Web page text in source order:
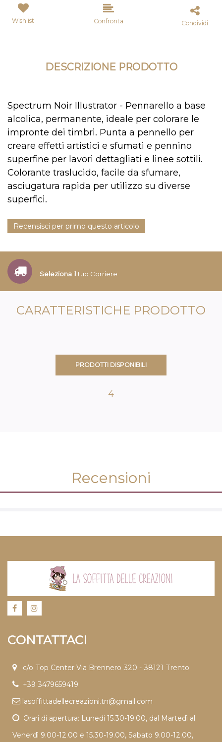
Wishlist Confronta Condividi
DESCRIZIONE PRODOTTO
Spectrum Noir Illustrator - Pennarello a base
alcolica, permanente, ideale per colorare le
impronte dei timbri. Punta a pennello per
creare effetti artistici e sfumati e pennino
superfine per lavori dettagliati e linee sottili.
Colorante traslucido, facile da sfumare,
asciugatura rapida per utilizzo su diverse
superfici.
Recensisci per primo questo articolo
Seleziona il tuo Corriere
CARATTERISTICHE PRODOTTO
PRODOTTI DISPONIBILI
4
Recensioni
CONTATTACI
c/o Top Center Via Brennero 320 - 38121 Trento
+39 3479659419
lasoffittadellecreazioni.tn@gmail.com
Orari di apertura: Lunedi 15.30-19.00, dal Martedì al
Venerdì 9.00-12.00 e 15.30-19.00, Sabato 9.00-12.00,